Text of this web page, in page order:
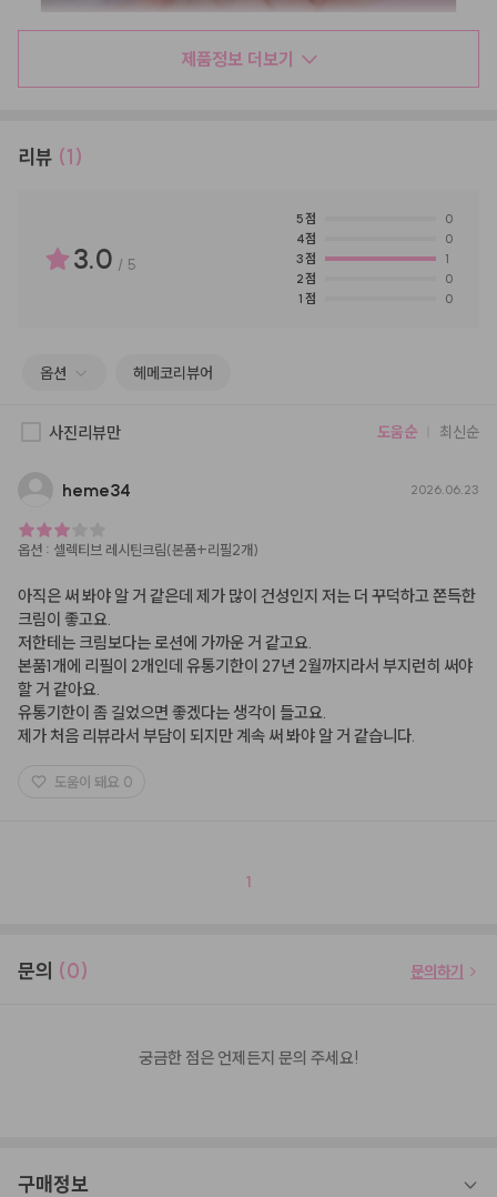
제품정보 더보기
리뷰 (1)
3.0 / 5
5점
0
4점
0
3점
1
2점
0
1 점 0
옵션 헤메코리뷰어
사진리뷰만 도움순 최신순
heme34 2026.06.23
옵션 : 셀렉티브 레시틴크림(본품+리필2개)
아직은 써 봐야 알 거 같은데 제가 많이 건성인지 저는 더 꾸덕하고 쫀득한
크림이 좋고요.
저한테는 크림보다는 로션에 가까운 거 같고요.
본품1개에 리필이 2개인데 유통기한이 27년 2월까지라서 부지런히 써야
할 거 같아요.
유통기한이 좀 길었으면 좋겠다는 생각이 들고요.
제가 처음 리뷰라서 부담이 되지만 계속 써 봐야 알 거 같습니다.
도움이 돼요 0
1
문의 (0) 문의하기
궁금한 점은 언제든지 문의 주세요!
구매정보